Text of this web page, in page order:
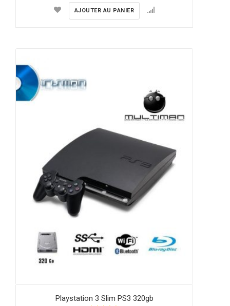
AJOUTER AU PANIER
Playstation 3 Slim PS3 320gb